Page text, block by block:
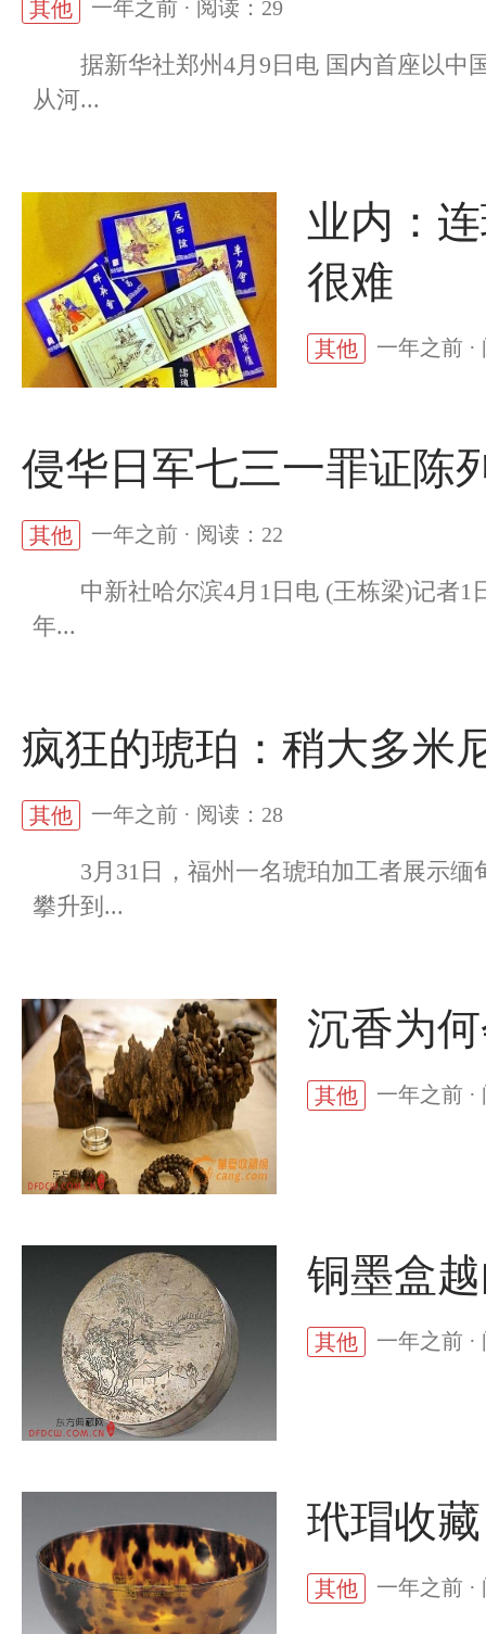
其他 一年之前 · 阅读：29
据新华社郑州4月9日电 国内首座以中
从河...
业内：
很难
其他 一年之前 ·
侵华日军七三一罪证陈
其他 一年之前 · 阅读：22
中新社哈尔滨4月1日电 (王栋梁)记者1
年...
疯狂的琥珀：稍大多米
其他 一年之前 · 阅读：28
3月31日，福州一名琥珀加工者展示缅
攀升到...
沉香为
其他 一年之前 ·
铜墨盒
其他 一年之前 ·
玳瑁收
其他 一年之前 ·